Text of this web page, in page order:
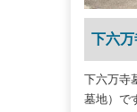
下六万
下六万寺
墓地）で